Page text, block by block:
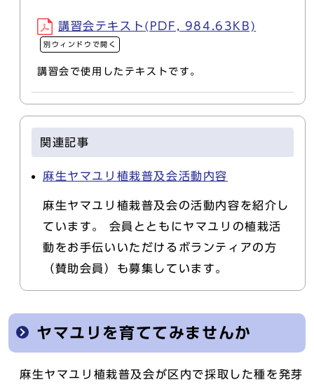
講習会テキスト(PDF, 984.63KB)
別ウィンドウで開く
講習会で使用したテキストです。
関連記事
麻生ヤマユリ植栽普及会活動内容
麻生ヤマユリ植栽普及会の活動内容を紹介し
ています。 会員とともにヤマユリの植栽活
動をお手伝いいただけるボランティアの方
（賛助会員）も募集しています。
ヤマユリを育ててみませんか
麻生ヤマユリ植栽普及会が区内で採取した種を発芽